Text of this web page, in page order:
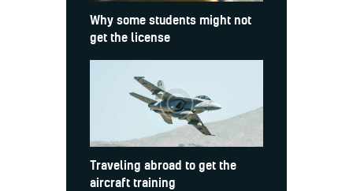
Why some students might not
get the license
Traveling abroad to get the
aircraft training